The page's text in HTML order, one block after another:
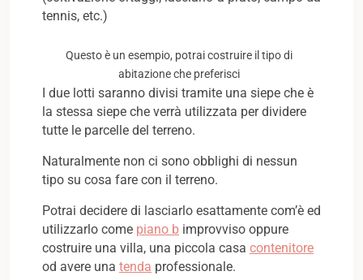
tennis, etc.)
Questo è un esempio, potrai costruire il tipo di
abitazione che preferisci
I due lotti saranno divisi tramite una siepe che è
la stessa siepe che verrà utilizzata per dividere
tutte le parcelle del terreno.
Naturalmente non ci sono obblighi di nessun
tipo su cosa fare con il terreno.
Potrai decidere di lasciarlo esattamente com’è ed
utilizzarlo come piano b improvviso oppure
costruire una villa, una piccola casa contenitore
od avere una tenda professionale.